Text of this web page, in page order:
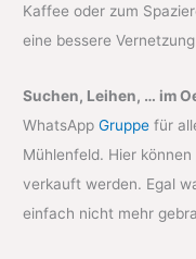
Kaffee oder zum
eine bessere
Suchen, Leihen, … im
WhatsAppGruppe für
Mühlenfeld. Hier
verkauft werden. Egal
einfach nicht mehr